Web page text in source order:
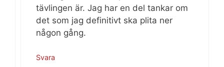
tävlingen är. Jag har en del tankar om
det som jag definitivt ska plita ner
någon gång.
Svara